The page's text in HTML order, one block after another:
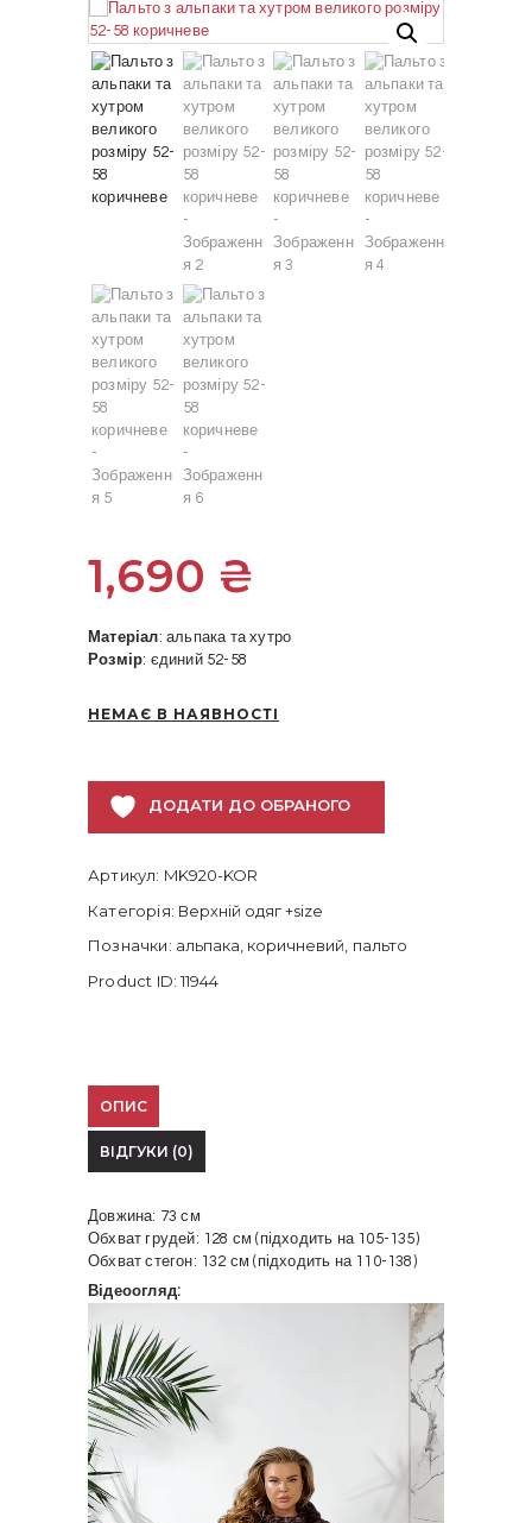
1,690 ₴
Матеріал: альпака та хутро
Розмір: єдиний 52-58
НЕМАЄ В НАЯВНОСТІ
ДОДАТИ ДО ОБРАНОГО
Артикул: MK920-KOR
Категорія: Верхній одяг +size
Позначки: альпака коричневий пальто
Product ID:11944
ОПИС
ВІДГУКИ (0)
Довжина: 73 см
Обхват грудей: 128 см (підходить на 105-135)
Обхват стегон: 132 см (підходить на 110-138)
Відеоогляд: